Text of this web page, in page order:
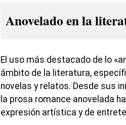
Anovelado en la
El uso más destacado de lo
ámbito de la literatura,
novelas y relatos. Desde sus
la prosa romance anovelada
expresión artística y de